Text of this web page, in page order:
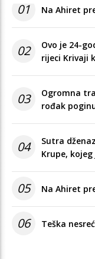
01 Na Ahiret
02
Ovo je 24-
rijeci Krivaji
03
Ogromna
rođak
04
Sutra
Krupe,
05 Na Ahiret
06 Teška